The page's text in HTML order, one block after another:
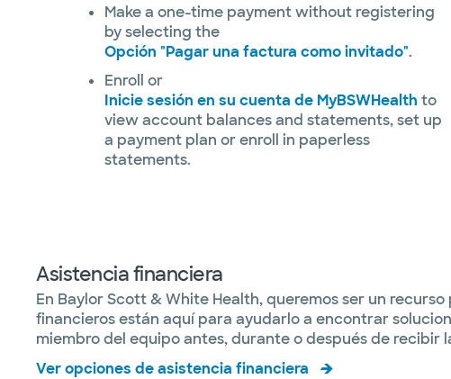
Make a one-time payment without registering
by selecting the
Opción "Pagar una factura como invitado".
Enroll or
Inicie sesión en su cuenta de MyBSWHealth to
view account balances and statements, set up
a payment plan or enroll in paperless
statements.
Asistencia financiera
En Baylor Scott & White Health, queremos ser un
financieros están aquí para ayudarlo a encontrar
miembro del equipo antes, durante o después de recibir
Ver opciones de asistencia financiera